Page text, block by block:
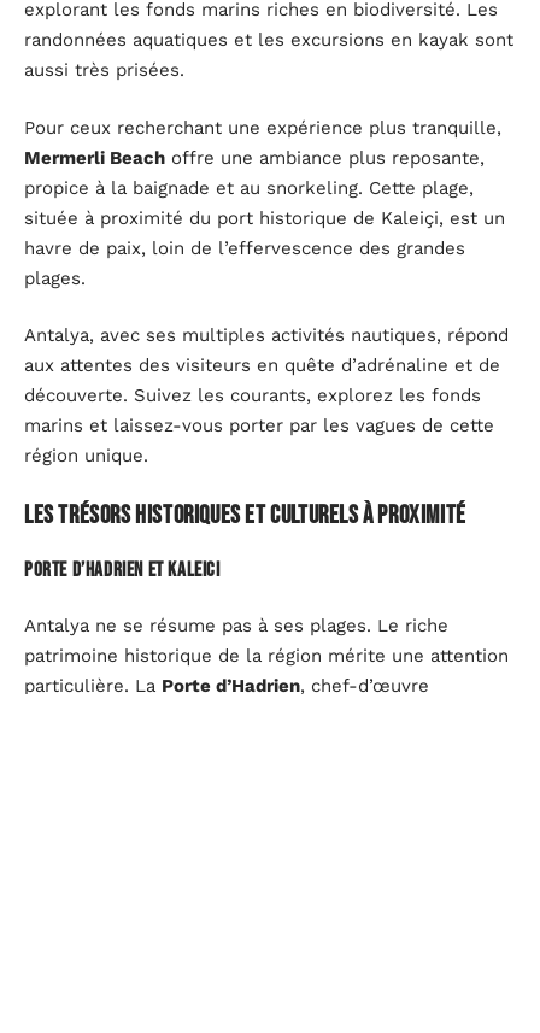
explorant les fonds marins riches en biodiversité. Les
randonnées aquatiques et les excursions en kayak sont
aussi très prisées.
Pour ceux recherchant une expérience plus tranquille,
Mermerli Beach offre une ambiance plus reposante,
propice à la baignade et au snorkeling. Cette plage,
située à proximité du port historique de Kaleiçi, est un
havre de paix, loin de l’effervescence des grandes
plages.
Antalya, avec ses multiples activités nautiques, répond
aux attentes des visiteurs en quête d’adrénaline et de
découverte. Suivez les courants, explorez les fonds
marins et laissez-vous porter par les vagues de cette
région unique.
Les trésors historiques et culturels à proximité
Porte d’Hadrien et Kaleici
Antalya ne se résume pas à ses plages. Le riche
patrimoine historique de la région mérite une attention
particulière. La Porte d’Hadrien, chef-d’œuvre